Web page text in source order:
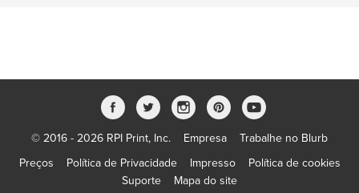
© 2016 - 2026 RPI Print, Inc. Empresa
Trabalhe no Blurb
Preços
Política de Privacidade Impresso
Política de cookies
Suporte
Mapa do site